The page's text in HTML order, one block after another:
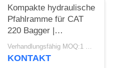
Kompakte hydraulische
Pfahlramme für CAT
220 Bagger |
Optimiertes Design und
zuverlässige Montage
Verhandlungsfähig MOQ:1 SATZ
KONTAKT